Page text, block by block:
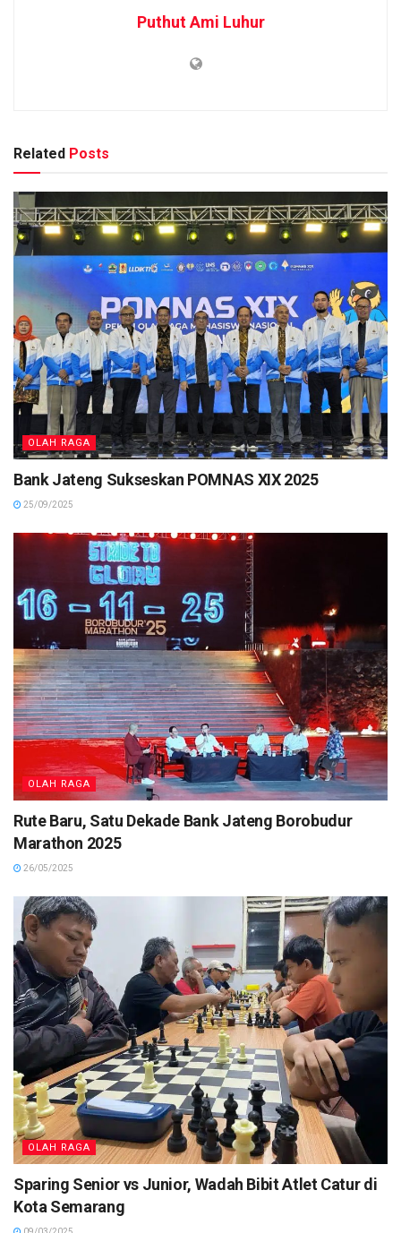
Puthut Ami Luhur
Related Posts
OLAH RAGA
Bank Jateng Sukseskan POMNAS XIX 2025
25/09/2025
OLAH RAGA
Rute Baru, Satu Dekade Bank Jateng Borobudur
Marathon 2025
26/05/2025
OLAH RAGA
Sparing Senior vs Junior, Wadah Bibit Atlet Catur di
Kota Semarang